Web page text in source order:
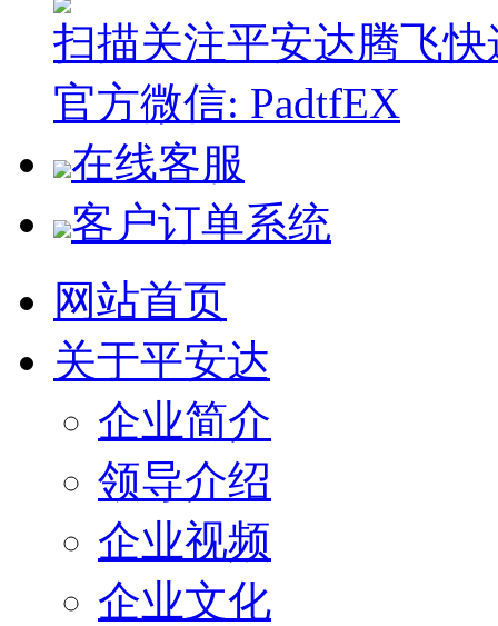
扫描关注平安达腾飞快
官方微信: PadtfEX
在线客服
客户订单系统
网站首页
关于平安达
企业简介
领导介绍
企业视频
企业文化